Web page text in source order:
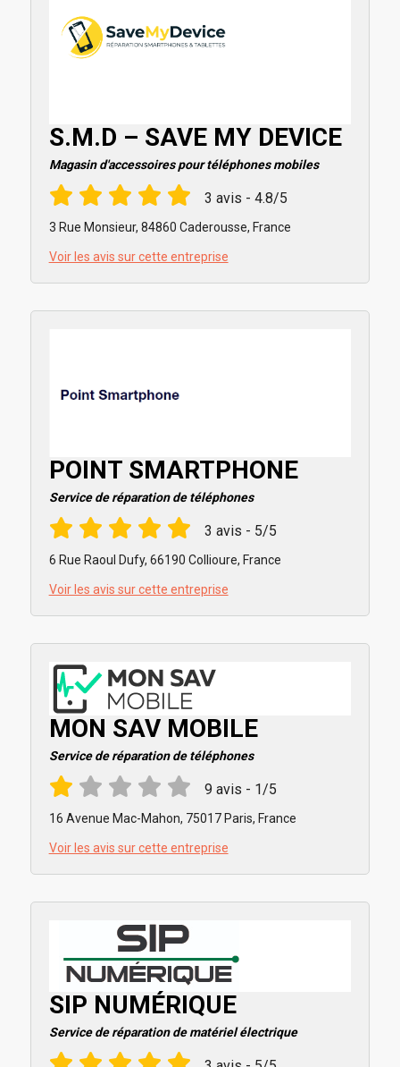
S.M.D – SAVE MY DEVICE
Magasin d'accessoires pour téléphones mobiles
3 avis - 4.8/5
3 Rue Monsieur, 84860 Caderousse, France
Voir les avis sur cette entreprise
POINT SMARTPHONE
Service de réparation de téléphones
3 avis - 5/5
6 Rue Raoul Dufy, 66190 Collioure, France
Voir les avis sur cette entreprise
MON SAV MOBILE
Service de réparation de téléphones
9 avis - 1/5
16 Avenue Mac-Mahon, 75017 Paris, France
Voir les avis sur cette entreprise
SIP NUMÉRIQUE
Service de réparation de matériel électrique